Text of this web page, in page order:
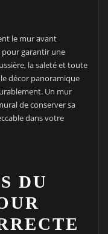
le mur avant
pour garantir une
la saleté et toute
décor panoramique
Un mur
de conserver sa
dans votre
DU